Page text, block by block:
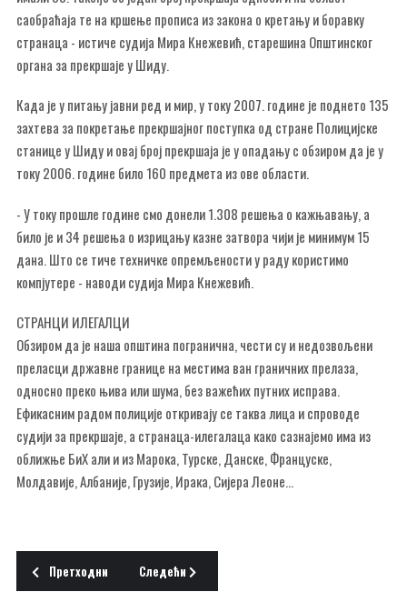
саобраћаја те на кршење прописа из закона о кретању и боравку
странаца - истиче судија Мира Кнежевић, старешина Општинског
органа за прекршаје у Шиду.
Када је у питању јавни ред и мир, у току 2007. године је поднето 135
захтева за покретање прекршајног поступка од стране Полицијске
станице у Шиду и овај број прекршаја је у опадању с обзиром да је у
току 2006. године било 160 предмета из ове области.
- У току прошле године смо донели 1.308 решења о кажњавању, а
било је и 34 решења о изрицању казне затвора чији је минимум 15
дана. Што се тиче техничке опремљености у раду користимо
компјутере - наводи судија Мира Кнежевић.
СТРАНЦИ ИЛЕГАЛЦИ
Обзиром да је наша општина погранична, чести су и недозвољени
преласци државне границе на местима ван граничних прелаза,
односно преко њива или шума, без важећих путних исправа.
Ефикасним радом полиције откривају се таква лица и спроводе
судији за прекршаје, а странаца-илегалаца како сазнајемо има из
оближње БиХ али и из Марока, Турске, Данске, Француске,
Молдавије, Албаније, Грузије, Ирака, Сијера Леоне...
Претходни чланак: Радују се апотеци
Претходни Следећи чланак: ДОДЕЉЕНЕ ЈУБИЛАРНЕ НАГРАДЕ
Следећи